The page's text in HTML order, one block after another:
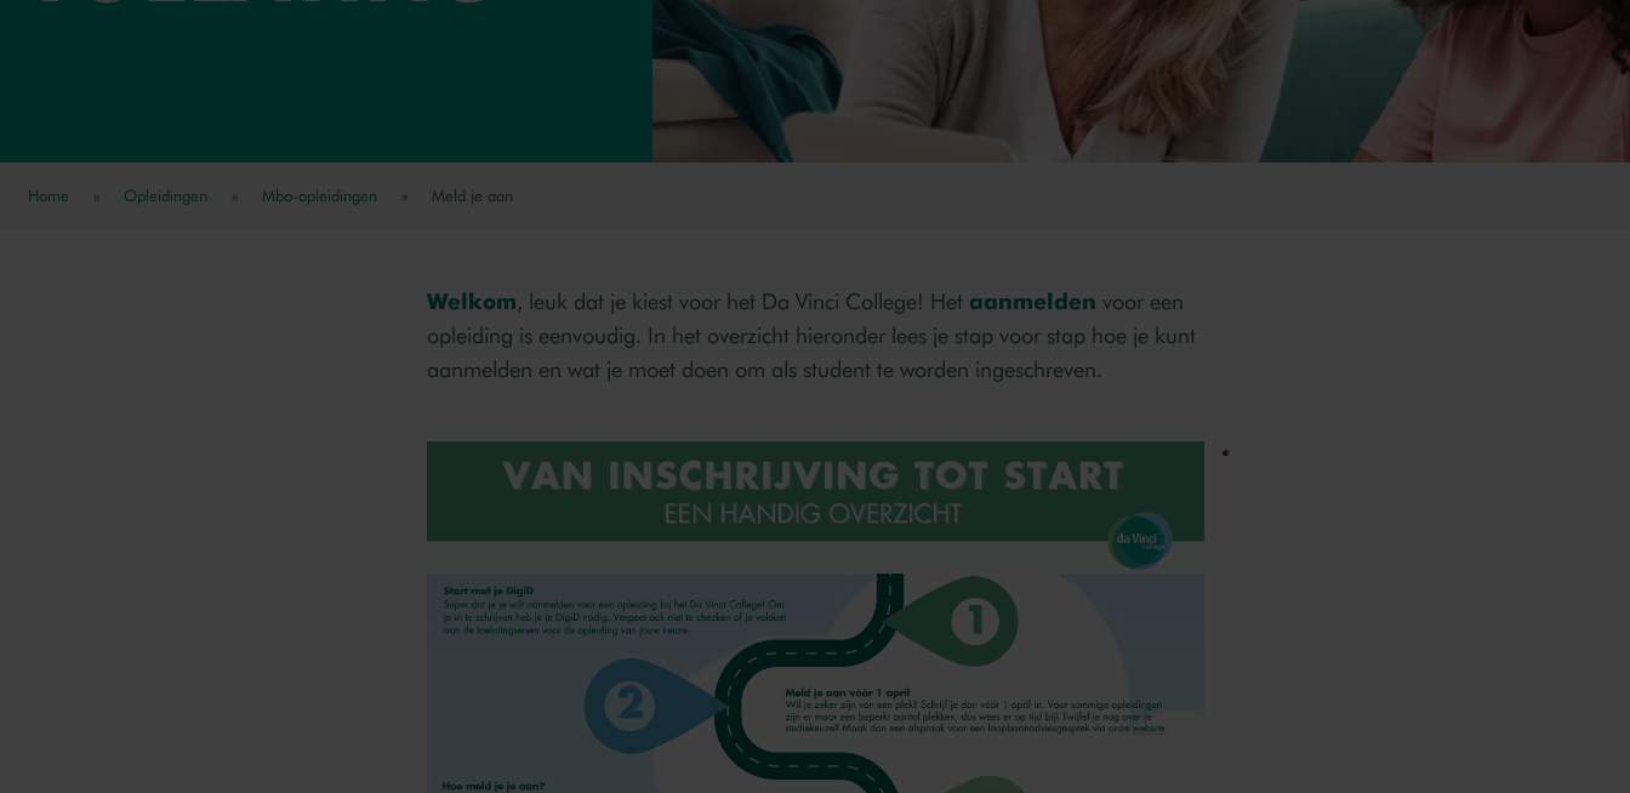
Home » Opleidingen » Mbo-opleidingen » Meld je aan
Welkom, leuk dat je kiest voor het Da Vinci College! Het aanmelden voor een
opleiding is eenvoudig. In het overzicht hieronder lees je stap voor stap hoe je kunt
aanmelden en wat je moet doen om als student te worden ingeschreven.